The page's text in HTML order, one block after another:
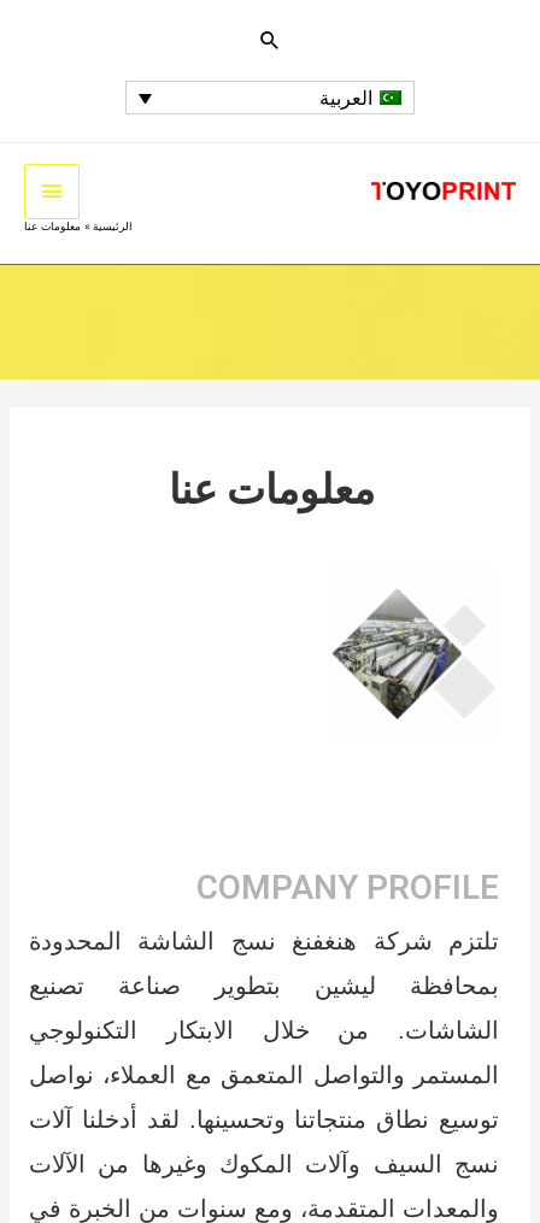
العربية
الرئيسية معلومات عنا
COMPANY PROFILE
تلتزم شركة هنغفنغ نسج الشاشة المحدودة
بمحافظة ليشين بتطوير صناعة تصنيع
الشاشات. من خلال الابتكار التكنولوجي
المستمر والتواصل المتعمق مع العملاء، نواصل
توسيع نطاق منتجاتنا وتحسينها. لقد أدخلنا آلات
نسج السيف وآلات المكوك وغيرها من الآلات
والمعدات المتقدمة، ومع سنوات من الخبرة في
معلومات عنا